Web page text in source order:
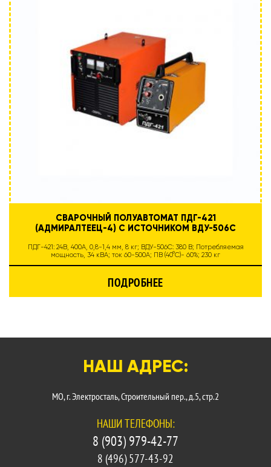
СВАРОЧНЫЙ ПОЛУАВТОМАТ ПДГ-421
(АДМИРАЛТЕЕЦ-4) С ИСТОЧНИКОМ ВДУ-506С
ПДГ-421: 24В, 400А, 0,8-1,4 мм, 8 кг; ВДУ-506С: 380 В; Потребляемая
мощность, 34 кВА; ток 60-500А; ПВ (40°C)- 60%; 230 кг
ПОДРОБНЕЕ
НАШ АДРЕС:
МО, г. Электросталь, Строительный пер., д.5, стр.2
НАШИ ТЕЛЕФОНЫ:
8 (903) 979-42-77
8 (496) 577-43-92